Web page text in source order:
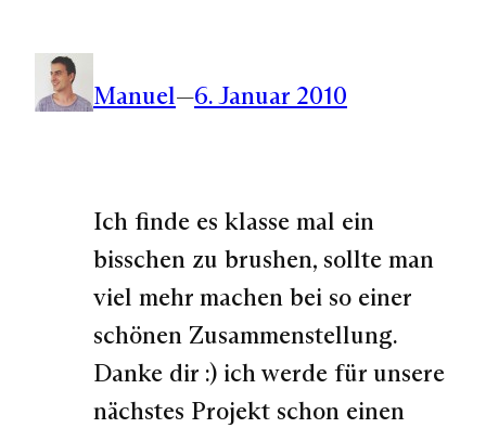
Manuel—6. Januar 2010
Ich finde es klasse mal ein
bisschen zu brushen, sollte man
viel mehr machen bei so einer
schönen Zusammenstellung.
Danke dir :) ich werde für unsere
nächstes Projekt schon einen